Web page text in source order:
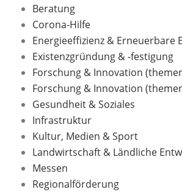
Beratung
Corona-Hilfe
Energieeffizienz & Erneuerbare
Existenzgründung & -festigung
Forschung & Innovation
Forschung & Innovation
Gesundheit & Soziales
Infrastruktur
Kultur, Medien & Sport
Landwirtschaft & Ländliche
Messen
Regionalförderung